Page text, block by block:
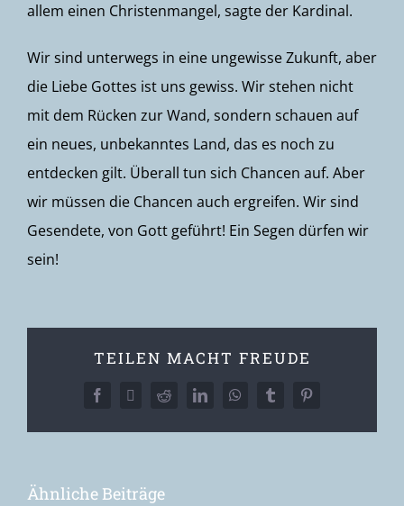
allem einen Christenmangel, sagte der Kardinal.
Wir sind unterwegs in eine ungewisse Zukunft, aber
die Liebe Gottes ist uns gewiss. Wir stehen nicht
mit dem Rücken zur Wand, sondern schauen auf
ein neues, unbekanntes Land, das es noch zu
entdecken gilt. Überall tun sich Chancen auf. Aber
wir müssen die Chancen auch ergreifen. Wir sind
Gesendete, von Gott geführt! Ein Segen dürfen wir
sein!
TEILEN MACHT FREUDE
Facebook
X RedditLinkedInWhatsAppTumblrPinterest
Ähnliche Beiträge